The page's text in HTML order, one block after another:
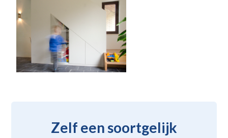
Zelf een soortgelijk